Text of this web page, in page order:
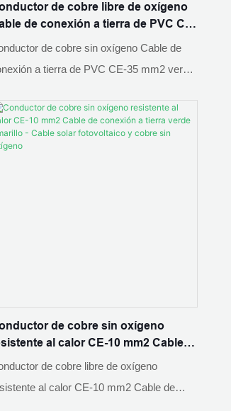
de cobre libre de oxígeno
de conexión a tierra de PVC CE-
y cobre libre de oxígeno
de cobre sin oxígeno Cable de
a tierra de PVC CE-35 mm2 verde
solar fotovoltaico Cobre sin oxígeno
Cable de conexión a tierra de PVC CE-35
verde amarillo Conductor de cobre sin
de cobre sin oxígeno
al calor CE-10 mm2 Cable
conexión a tierra verde amarillo -
de cobre libre de oxígeno
al calor CE-10 mm2 Cable de